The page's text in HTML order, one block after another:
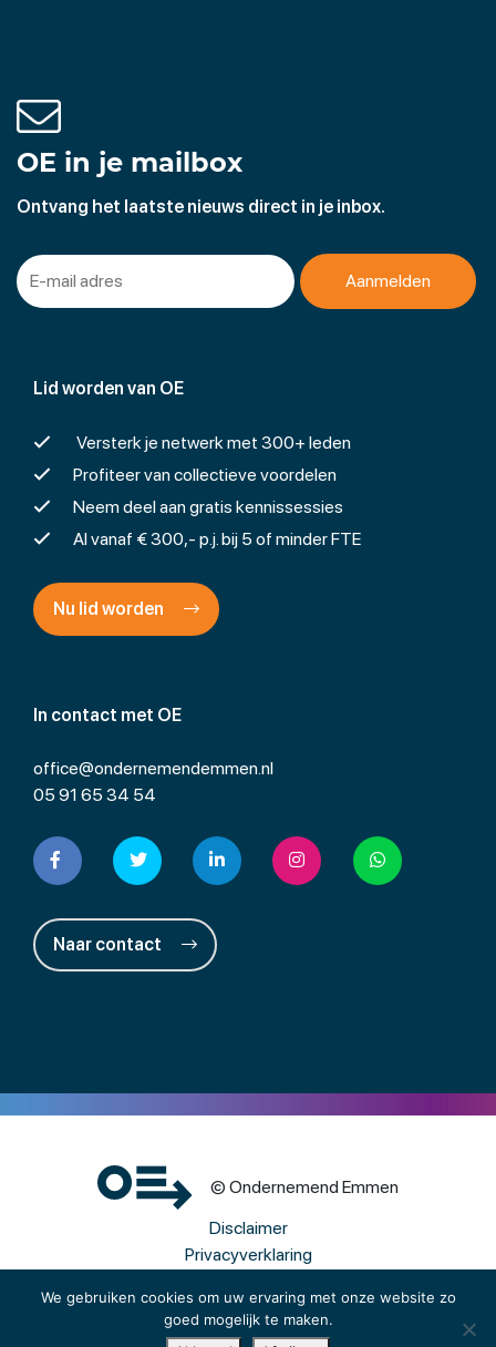
We gebruiken cookies om uw ervaring met onze website zo
goed mogelijk te maken.
In contact met OE
office@ondernemendemmen.nl
05 91 65 34 54
Naar contact
Lid worden van OE
Versterk je netwerk met 300+ leden
Profiteer van collectieve voordelen
Neem deel aan gratis kennissessies
Al vanaf € 300,- p.j. bij 5 of minder FTE
Nu lid worden
OE in je mailbox
Ontvang het laatste nieuws direct in je inbox.
© Ondernemend Emmen
Disclaimer
Privacyverklaring
Een wwwebsite van Webba